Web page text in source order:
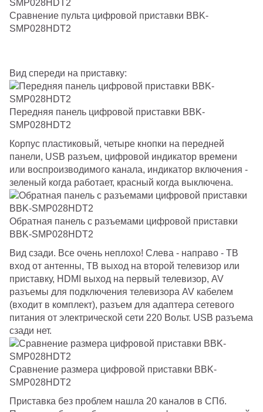
Сравнение пульта цифровой приставки BBK-
SMP028HDT2
Вид спереди на приставку:
Передняя панель цифровой приставки BBK-
SMP028HDT2
Корпус пластиковый, четыре кнопки на передней
панели, USB разъем, цифровой индикатор времени
или воспроизводимого канала, индикатор включения -
зеленый когда работает, красный когда выключена.
Обратная панель с разъемами цифровой приставки
BBK-SMP028HDT2
Вид сзади. Все очень неплохо! Слева - направо - ТВ
вход от антенны, ТВ выход на второй телевизор или
приставку, HDMI выход на первый телевизор, AV
разъемы для подключения телевизора AV кабелем
(входит в комплект), разъем для адаптера сетевого
питания от электрической сети 220 Вольт. USB разъема
сзади нет.
Сравнение размера цифровой приставки BBK-
SMP028HDT2
Приставка без проблем нашла 20 каналов в СПб.